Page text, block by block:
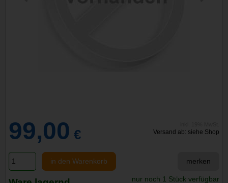
99,00 € Versand ab: siehe Shop
in den Warenkorb merken
nur noch 1 Stück verfügbar